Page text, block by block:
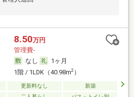
8.50万円
管理費-
なし
1ヶ月
1階 / 1LDK（40.98m2）
更新料なし
新築